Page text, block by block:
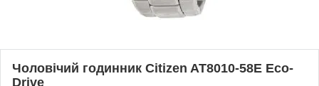
Чоловічий годинник Citizen AT8010-58E Eco-
Drive